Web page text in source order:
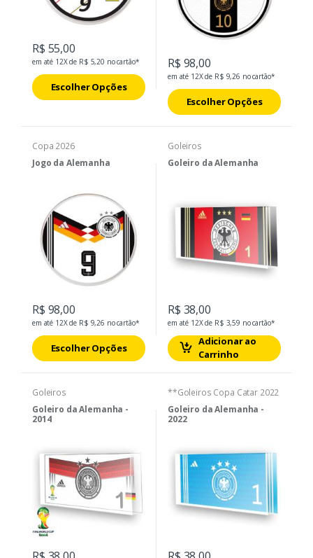
R$ 55,00
em até 12X de R$ 5,20 no cartão*
Escolher Opções
R$ 98,00
em até 12X de R$ 9,26 no cartão*
Escolher Opções
Copa 2026
Jogo da Alemanha
R$ 98,00
em até 12X de R$ 9,26 no cartão*
Escolher Opções
Goleiros
Goleiro da Alemanha
R$ 38,00
em até 12X de R$ 3,59 no cartão*
Adicionar ao
Carrinho
Goleiros
Goleiro da Alemanha -
2014
**Goleiros Copa Catar 2022
Goleiro da Alemanha -
2022